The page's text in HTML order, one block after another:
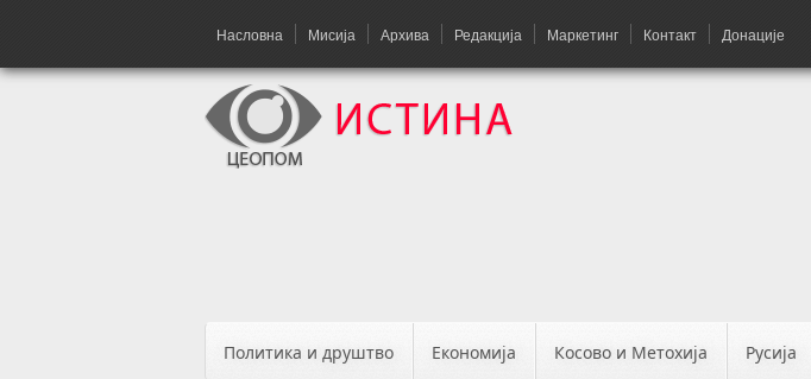
Насловна Мисија Архива Редакција Маркетинг Контакт Донације
Политика и друштво Економија Косово и Метохија Русија